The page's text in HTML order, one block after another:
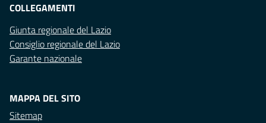
COLLEGAMENTI
Giunta regionale del Lazio
Consiglio regionale del Lazio
Garante nazionale
MAPPA DEL SITO
Sitemap